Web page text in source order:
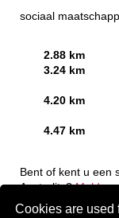
Cookies are used
sociaal
2.88 km
3.24 km
4.20 km
4.47 km
Bent of kent u een
Austerlitz?Meld